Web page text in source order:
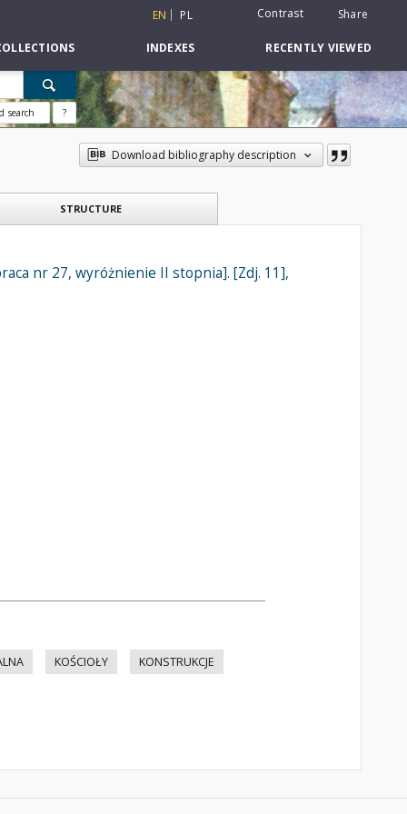
EN PL Contrast Share
INDEXES RECENTLY VIEWED
search ?
Download bibliography description
STRUCTURE
nr 27, wyróżnienie II stopnia]. [Zdj. 11],
KOŚCIOŁY KONSTRUKCJE